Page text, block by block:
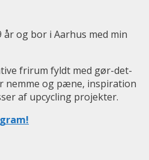
og bor i Aarhus med min
frirum fyldt med gør-det-
nemme og pæne, inspiration
af upcycling projekter.